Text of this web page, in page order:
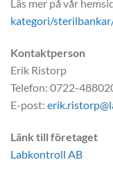
Läs mer på vår
kategori/
Kontaktperson
Erik Ristorp
Telefon: 0722-
E-post:
Länk till företaget
Labkontroll AB